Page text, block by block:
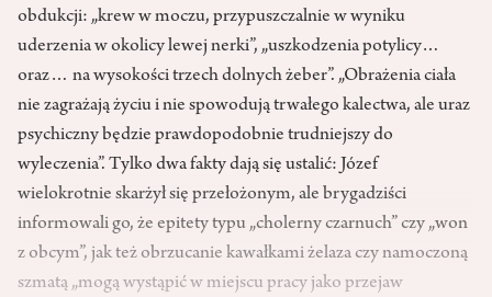
obdukcji: „krew w moczu, przypuszczalnie w wyniku
uderzenia w okolicy lewej nerki”, „uszkodzenia potylicy…
oraz… na wysokości trzech dolnych żeber”. „Obrażenia ciała
nie zagrażają życiu i nie spowodują trwałego kalectwa, ale uraz
psychiczny będzie prawdopodobnie trudniejszy do
wyleczenia”. Tylko dwa fakty dają się ustalić: Józef
wielokrotnie skarżył się przełożonym, ale brygadziści
informowali go, że epitety typu „cholerny czarnuch” czy „won
z obcym”, jak też obrzucanie kawałkami żelaza czy namoczoną
szmatą „mogą wystąpić w miejscu pracy jako przejaw